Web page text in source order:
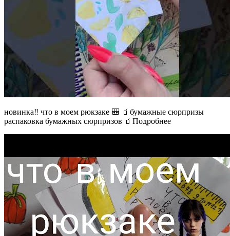
новинка‼️ что в моем рюкзаке 🎒 🧃бумажные сюрпризы
распаковка бумажных сюрпризов 🧃Подробнее